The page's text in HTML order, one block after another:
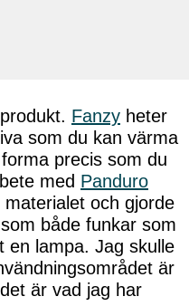
Fanzy heter
som du kan värma
precis som du
med Panduro
och gjorde
både funkar som
en lampa. Jag skulle
är
är vad jag har